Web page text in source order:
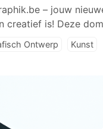
– jouw
creatief is! Deze
Ontwerp Kunst